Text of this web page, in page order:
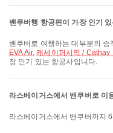
밴쿠버행 항공편이 가장 인기
밴쿠버로 여행하는 대부분의 승
EVA Air,캐세이퍼시픽 / Cathay
장 인기 있는 항공사입니다.
라스베이거스에서 밴쿠버로 이
라스베이거스에서 밴쿠버까